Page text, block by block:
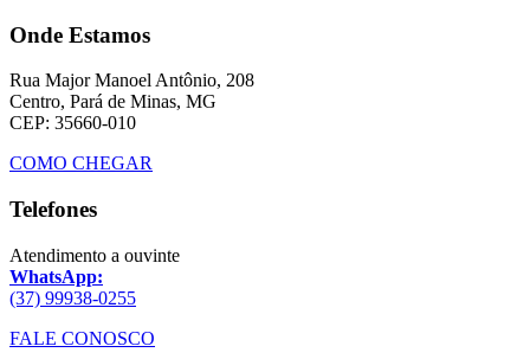
Onde Estamos
Rua Major Manoel Antônio, 208
Centro, Pará de Minas, MG
CEP: 35660-010
COMO CHEGAR
Telefones
Atendimento a ouvinte
WhatsApp:
(37) 99938-0255
FALE CONOSCO